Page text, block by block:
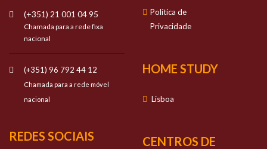
(+351) 21 001 04 95
Chamada para a rede fixa
nacional
(+351) 96 792 44 12
Chamada para a rede móvel
nacional
REDES SOCIAIS
Política de
Privacidade
HOME STUDY
Lisboa
CENTROS DE